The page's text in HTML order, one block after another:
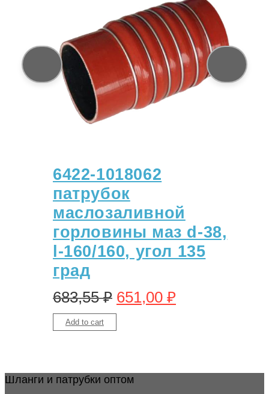
6422-1018062
патрубок
маслозаливной
горловины маз d-38,
l-160/160, угол 135
град
683,55₽ 651,00 ₽
Add to cart
Шланги и патрубки оптом